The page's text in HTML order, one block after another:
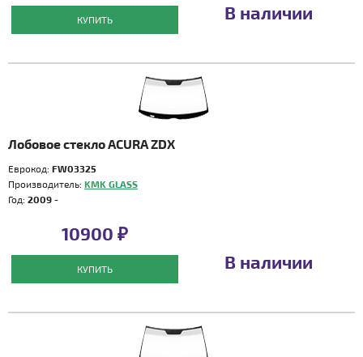
КУПИТЬ В наличии
Лобовое стекло ACURA ZDX
Еврокод: FW03325
Производитель: KMK GLASS
Год: 2009 -
10900 ₽
КУПИТЬ В наличии